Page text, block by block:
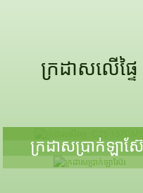
ក្រដាសលើផ្ទៃ
ក្រដាសប្រាក់ឡាស៊ែ